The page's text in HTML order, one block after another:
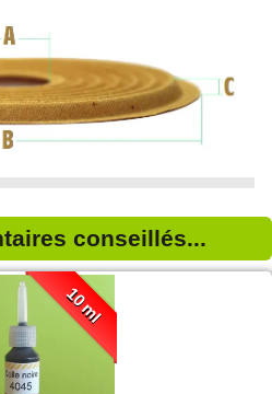
conseillés...
10 ml